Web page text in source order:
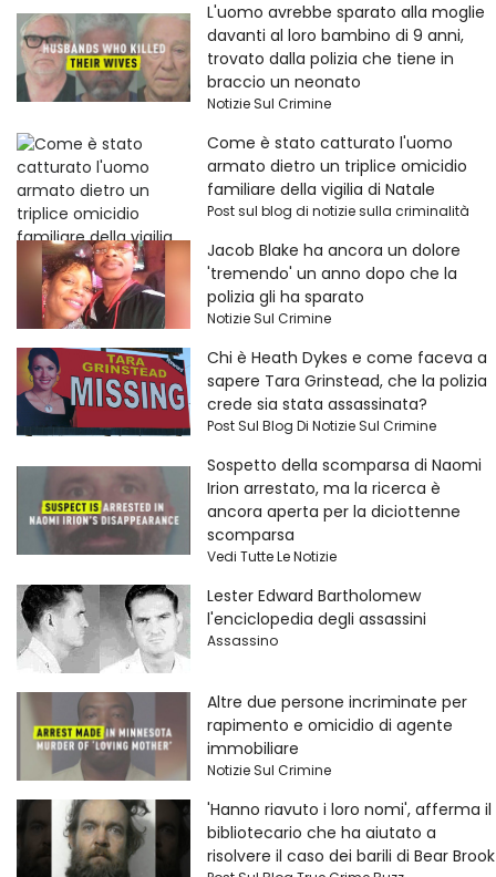
L'uomo avrebbe sparato alla moglie
davanti al loro bambino di 9 anni,
trovato dalla polizia che tiene in
braccio un neonato
Notizie Sul Crimine
Come è stato catturato l'uomo
armato dietro un triplice omicidio
familiare della vigilia di Natale
Post sul blog di notizie sulla criminalità
Jacob Blake ha ancora un dolore
'tremendo' un anno dopo che la
polizia gli ha sparato
Notizie Sul Crimine
Chi è Heath Dykes e come faceva a
sapere Tara Grinstead, che la polizia
crede sia stata assassinata?
Post Sul Blog Di Notizie Sul Crimine
Sospetto della scomparsa di Naomi
Irion arrestato, ma la ricerca è
ancora aperta per la diciottenne
scomparsa
Vedi Tutte Le Notizie
Lester Edward Bartholomew
l'enciclopedia degli assassini
Assassino
Altre due persone incriminate per
rapimento e omicidio di agente
immobiliare
Notizie Sul Crimine
'Hanno riavuto i loro nomi', afferma il
bibliotecario che ha aiutato a
risolvere il caso dei barili di Bear Brook